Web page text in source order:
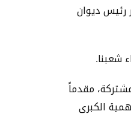
رئيس ديوان
شعبنا.
مقدماً
الكبرى